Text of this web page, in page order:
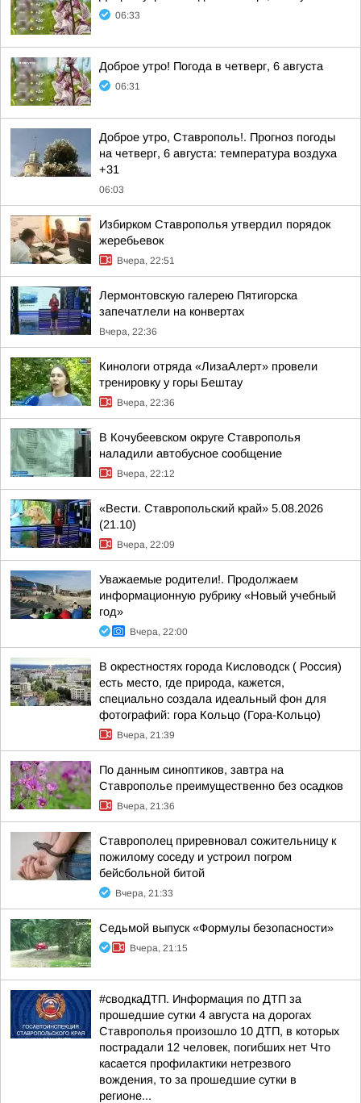
06:33
Доброе утро! Погода в четверг, 6 августа
06:31
Доброе утро, Ставрополь!. Прогноз погоды
на четверг, 6 августа: температура воздуха
+31
06:03
Избирком Ставрополья утвердил порядок
жеребьевок
Вчера, 22:51
Лермонтовскую галерею Пятигорска
запечатлели на конвертах
Вчера, 22:36
Кинологи отряда «ЛизаАлерт» провели
тренировку у горы Бештау
Вчера, 22:36
В Кочубеевском округе Ставрополья
наладили автобусное сообщение
Вчера, 22:12
«Вести. Ставропольский край» 5.08.2026
(21.10)
Вчера, 22:09
Уважаемые родители!. Продолжаем
информационную рубрику «Новый учебный
год»
Вчера, 22:00
В окрестностях города Кисловодск ( Россия)
есть место, где природа, кажется,
специально создала идеальный фон для
фотографий: гора Кольцо (Гора-Кольцо)
Вчера, 21:39
По данным синоптиков, завтра на
Ставрополье преимущественно без осадков
Вчера, 21:36
Ставрополец приревновал сожительницу к
пожилому соседу и устроил погром
бейсбольной битой
Вчера, 21:33
Седьмой выпуск «Формулы безопасности»
Вчера, 21:15
#сводкаДТП. Информация по ДТП за
прошедшие сутки 4 августа на дорогах
Ставрополья произошло 10 ДТП, в которых
пострадали 12 человек, погибших нет Что
касается профилактики нетрезвого
вождения, то за прошедшие сутки в
регионе...